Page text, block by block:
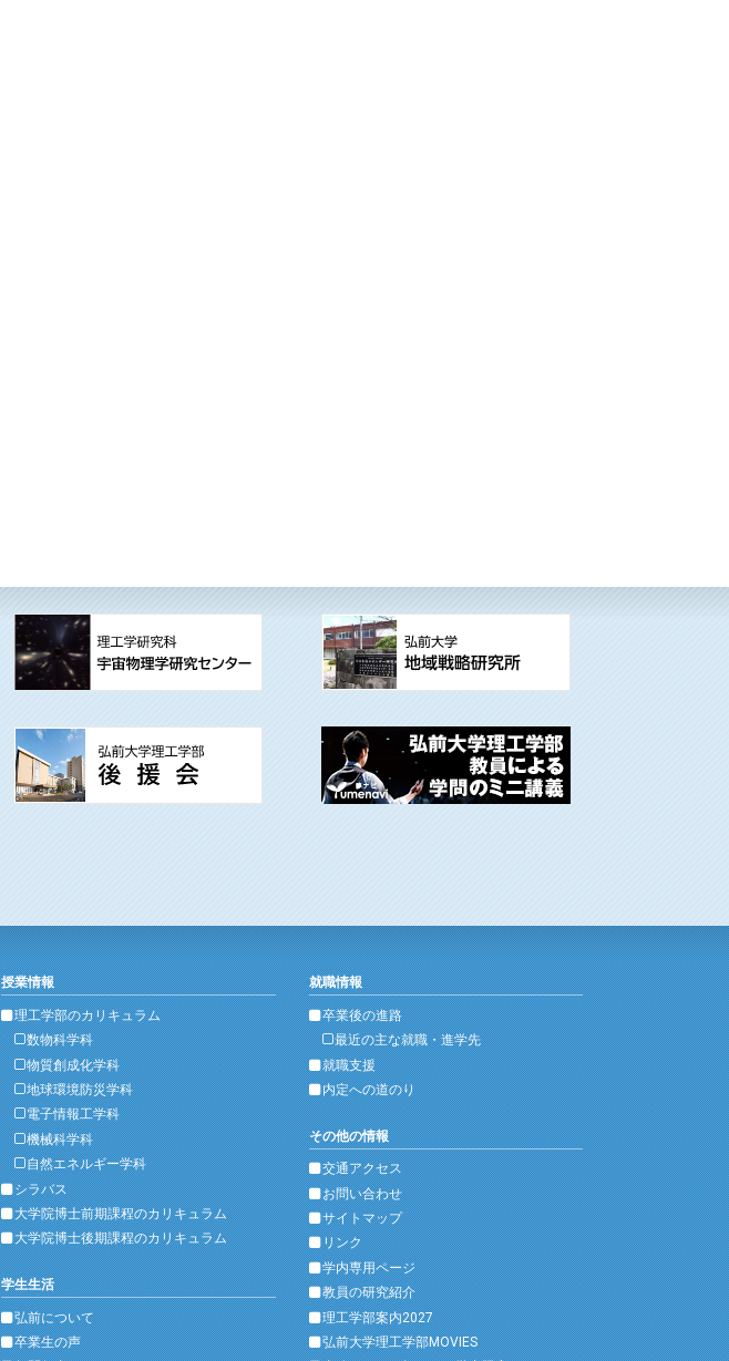
授業情報
理工学部のカリキュラム
数物科学科
物質創成化学科
地球環境防災学科
電子情報工学科
機械科学科
自然エネルギー学科
シラバス
大学院博士前期課程のカリキュラム
大学院博士後期課程のカリキュラム
学生生活
弘前について
卒業生の声
就職情報
卒業後の進路
最近の主な就職・進学先
就職支援
内定への道のり
その他の情報
交通アクセス
お問い合わせ
サイトマップ
リンク
学内専用ページ
教員の研究紹介
理工学部案内2027
弘前大学理工学部MOVIES